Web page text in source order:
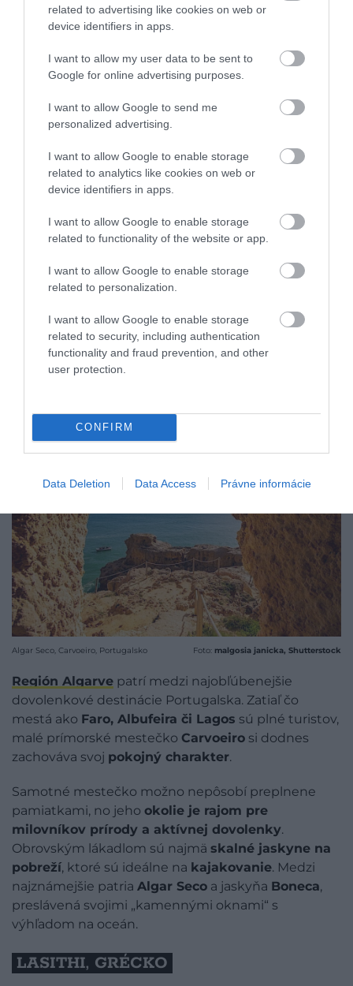
related to advertising like cookies on web or
device identifiers in apps.
I want to allow my user data to be sent to
Google for online advertising purposes.
I want to allow Google to send me
personalized advertising.
I want to allow Google to enable storage
related to analytics like cookies on web or
device identifiers in apps.
I want to allow Google to enable storage
related to functionality of the website or app.
I want to allow Google to enable storage
related to personalization.
I want to allow Google to enable storage
related to security, including authentication
functionality and fraud prevention, and other
user protection.
CONFIRM
Data Deletion Data Access Právne informácie
Zátok Pedrosa, Llafranc, Španielsko Foto:Pablesku, Shutterstock
Llafranc, malé prímorské mestečko na
pobreží
Costa Brava. Poteší najmä tých, ktorí majú radi
zároveň si chcú užiť väčší pokoj než na turistami
preplnenej Malorke.
Llafranc leží severne od Barcelony
, neďaleko čoraz
obľúbenejšej Girony, a pýši sakrásnymi plážami
trasa Camí de Ronda, ktorá ponúka dychberúce
výhľady na Stredozemné more. Táto historická cesta
spojenie pobrežných dedín
zároveň na potláčanie pašovania , dnes je však
obľúbenou turistickou atrakciou.
Algar Seco, Carvoeiro, Portugalsko Foto: malgosia janicka, Shutterstock
Región Algarve patrí medzi najobľúbenejšie
dovolenkové destinácie Portugalska. Zatiaľ čo
mestá ako Faro, Albufeira či Lagos sú plné turistov,
malé prímorské mestečko Carvoeiro si dodnes
zachováva svoj pokojný charakter.
Samotné mestečko možno nepôsobí preplnene
pamiatkami, no jeho okolie je rajom pre
milovníkov prírody a aktívnej dovolenky.
Obrovským lákadlom sú najmä skalné jaskyne na
pobreží, ktoré sú ideálne na kajakovanie. Medzi
najznámejšie patria Algar Seco a jaskyňa Boneca,
preslávená svojimi „kamennými oknami“ s
výhľadom na oceán.
LASITHI, GRÉCKO